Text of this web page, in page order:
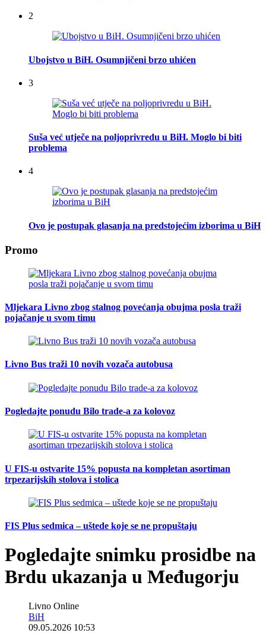
2
Ubojstvo u BiH. Osumnjičeni brzo uhićen
3
Suša već utječe na poljoprivredu u BiH. Moglo bi biti
problema
4
Ovo je postupak glasanja na predstojećim izborima u BiH
Promo
Mljekara Livno zbog stalnog povećanja obujma posla traži
pojačanje u svom timu
Livno Bus traži 10 novih vozača autobusa
Pogledajte ponudu Bilo trade-a za kolovoz
U FIS-u ostvarite 15% popusta na kompletan asortiman
trpezarijskih stolova i stolica
FIS Plus sedmica – uštede koje se ne propuštaju
Pogledajte snimku prosidbe na
Brdu ukazanja u Međugorju
Livno Online
BiH
09.05.2026 10:53